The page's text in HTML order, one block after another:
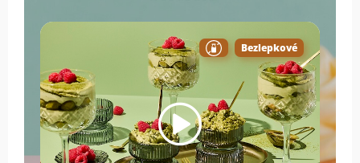
Bezlepkové